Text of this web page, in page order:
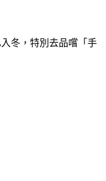
冬，特別去品嚐「手